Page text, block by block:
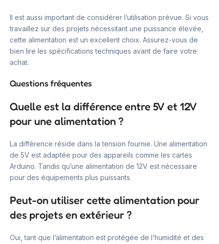
Il est aussi important de considérer l’utilisation prévue. Si vous
travaillez sur des projets nécessitant une puissance élevée,
cette alimentation est un excellent choix. Assurez-vous de
bien lire les spécifications techniques avant de faire votre
achat.
Questions fréquentes
Quelle est la différence entre 5V et 12V
pour une alimentation ?
La différence réside dans la tension fournie. Une alimentation
de 5V est adaptée pour des appareils comme les cartes
Arduino. Tandis qu’une alimentation de 12V est nécessaire
pour des équipements plus puissants.
Peut-on utiliser cette alimentation pour
des projets en extérieur ?
Oui, tant que l’alimentation est protégée de l’humidité et des